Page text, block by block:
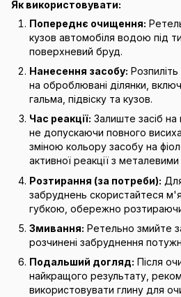
Як використовувати:
Попереднє очищення:
кузов автомобіля водою під
поверхневий бруд.
Нанесення засобу:
на оброблювані ділянки,
гальма, підвіску та кузов.
Час реакції: Залиште засіб на
не допускаючи повного
зміною кольору засобу на
активної реакції з
Розтирання (за потреби):
забруднень скористайтеся
губкою, обережно розтираючи
Змивання: Ретельно змийте
розчинені забруднення
Подальший догляд: Після
найкращого результату,
використовувати глину для